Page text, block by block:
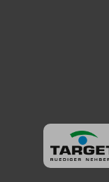
Hauptnavigation